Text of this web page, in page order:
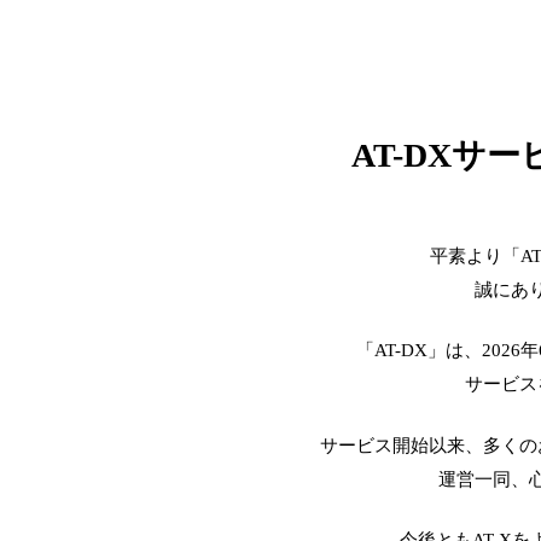
AT-DXサー
平素より「
誠にあ
「AT-DX」は、2026
サービ
サービス開始以来、多く
運営一同、